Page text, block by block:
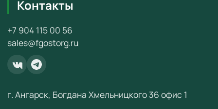
изображения
работы нескольких
пользователей
одновременно
Возможность
жестов
Контакты
+7 904 115 00 56
sales@fgostorg.ru
г. Ангарск, Богдана Хмельницкого 36 офис 1